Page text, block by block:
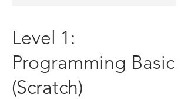
Level 1:
Programming Basic
(Scratch)